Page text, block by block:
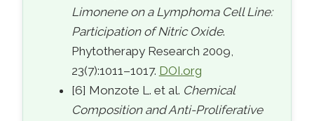
Limonene on a Lymphoma Cell Line:
Participation of Nitric Oxide.
Phytotherapy Research 2009,
23(7):1011–1017. DOI.org
[6] Monzote L. et al. Chemical
Composition and Anti-Proliferative